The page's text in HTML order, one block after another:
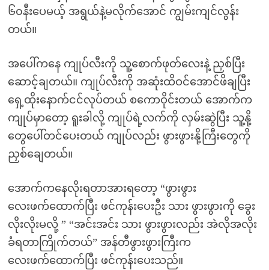
၆၀နီးပေမယ့် အရွယ်နဲ့မလိုက်အောင် ကျွမ်းကျင်လွန်း
တယ်။
အပေါ်ကနေ ကျုပ်လီးကို သူ့စောက်ဖုတ်လေးနဲ့ ညှစ်ပြီး
ဆောင့်ချတယ်။ ကျုပ်လီးကို အဆုံးထိဝင်အောင်ဖိချပြီး
ရှေ့ထိုးနောက်ငင်လုပ်တယ် စကောဝိုင်းတယ် အောက်က
ကျုပ်မှာတော့ ရူးခါလို့ ကျုပ်ရဲ့လက်ကို လှမ်းဆွဲပြီး သူ့နို့
တွေပေါ်တင်ပေးတယ် ကျုပ်လည်း ဖွားဖွားနို့ကြီးတွေကို
ညှစ်ချေတယ်။
အောက်ကနေလိုးရတာအားရတော့ “ဖွားဖွား
လေးဖက်ထောက်ပြီး ဖင်ကုန်းပေးဦး သား ဖွားဖွားကို ခွေး
လိုးလိုးမလို့ ” “အင်းအင်း သား ဖွားဖွားလည်း အဲလိုအလိုး
ခံရတာကြိုက်တယ်” အန်တီဖွားဖွားကြီးက
လေးဖက်ထောက်ပြီး ဖင်ကုန်းပေးသည်။